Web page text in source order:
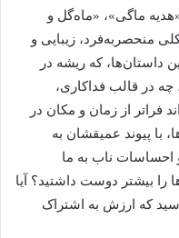
ماگی»، «ماه‌گل و
منحصربه‌فرد، زیبایی و
داستان‌ها، که ریشه در
در قالب فداکاری،
فراتر از زمان و مکان در
با پیوند عمیقشان به
احساسات ناب به ما
را بیشتر دوست داشتید؟ آیا
که ارزش به اشتراک